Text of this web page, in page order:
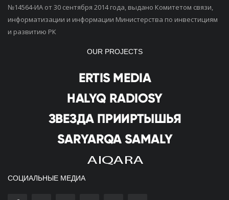
№14564-ИА от 30 сентября 2014 года, выдано Комитетом связи,
информатизации и информации Министерства по инвестициям
и развитию РК
OUR PROJECTS
СОЦИАЛЬНЫЕ МЕДИА